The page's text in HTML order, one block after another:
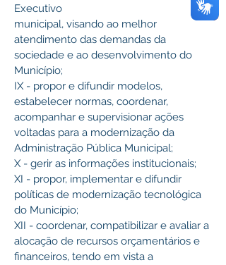
Executivo
municipal, visando ao melhor
atendimento das demandas da
sociedade e ao desenvolvimento do
Município;
IX - propor e difundir modelos,
estabelecer normas, coordenar,
acompanhar e supervisionar ações
voltadas para a modernização da
Administração Pública Municipal;
X - gerir as informações institucionais;
XI - propor, implementar e difundir
políticas de modernização tecnológica
do Município;
XII - coordenar, compatibilizar e avaliar a
alocação de recursos orçamentários e
financeiros, tendo em vista a